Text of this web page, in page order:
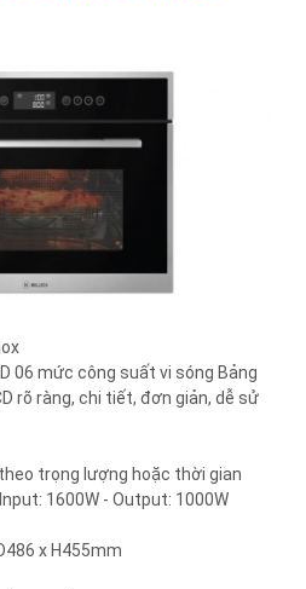
06 mức công suất vi sóng Bảng
rõ ràng, chi tiết, đơn giản, dễ sử
trọng lượng hoặc thời gian
1600W - Output: 1000W
x H455mm